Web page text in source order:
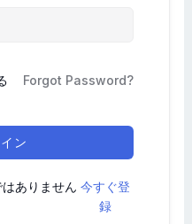
Forgot Password?
ン
ありません 今すぐ登
録